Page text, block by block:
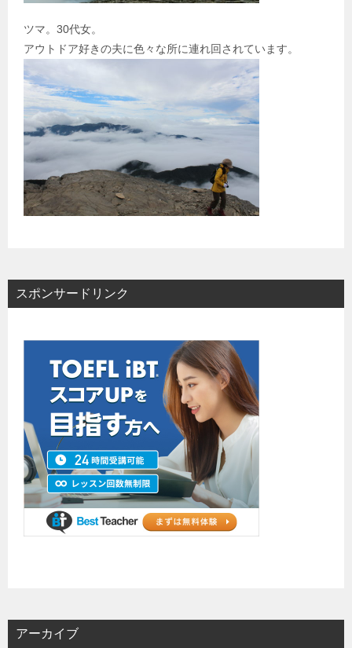
ツマ。30代女。
アウトドア好きの夫に色々な所に連れ回されています。
スポンサードリンク
アーカイブ